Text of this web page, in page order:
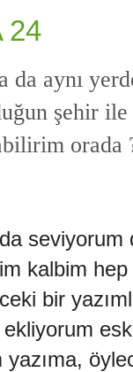
24
da aynı
şehir
kalbim
bir